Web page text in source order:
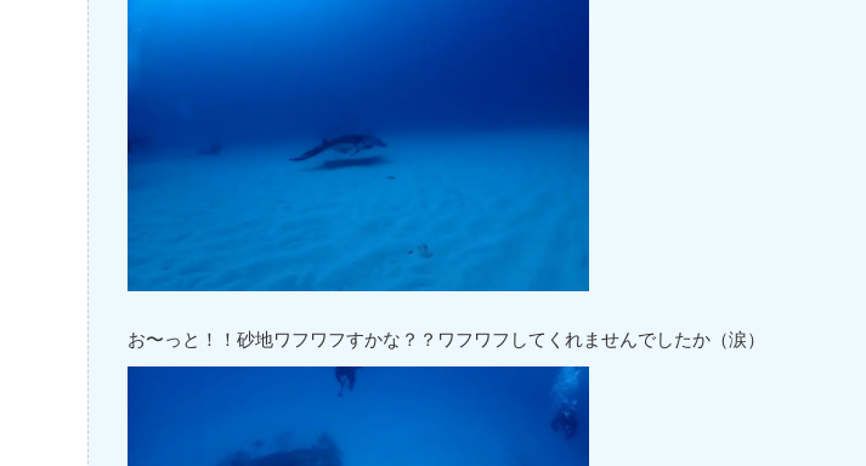
お〜っと！！砂地ワフワフすかな？？ワフワフしてくれませんでしたか（涙）